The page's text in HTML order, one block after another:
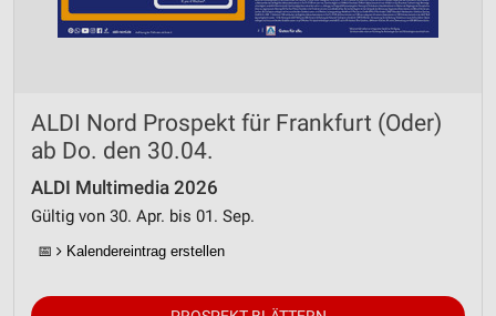
ALDI Nord Prospekt für Frankfurt (Oder)
ab Do. den 30.04.
ALDI Multimedia 2026
Gültig von 30. Apr. bis 01. Sep.
📅 Kalendereintrag erstellen